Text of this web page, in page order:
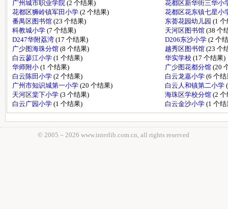
广州城市职业学院 (2 个结果)
花都区新华街三华小
花都区狮岭镇军田小学 (2 个结果)
花都区花东镇七星小
番禺区图书馆 (23 个结果) 东荟花园幼儿园 (1
科教城小学 (7 个结果) 天河区图书馆 (38 个
D247华附荔湾 (17 个结果) D206东沙小学 (2 个
广少图海珠分馆 (8 个结果) 越秀区图书馆 (23 个
白云蓼江小学 (1 个结果) 华实学校 (17 个结果)
华师附小 (1 个结果) 广少图花都分馆 (20
白云陈田小学 (2 个结果) 白云龙嘉小学 (6 个结
广州市知识城第一小学 (20 个结果) 白云人和镇第二小学
天河区棠下小学 (3 个结果) 海珠区学校分馆 (2
白云广园小学 (1 个结果) 白云金沙小学 (1 个结
© 2005－ 2026 www.interlib.com.cn, all rights reserved